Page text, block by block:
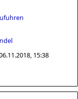
15:38